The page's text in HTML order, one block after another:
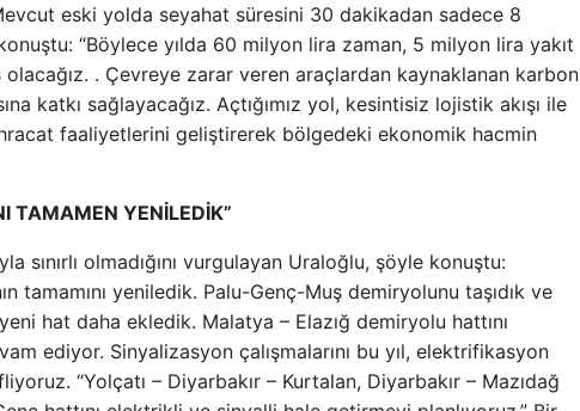
eski yolda seyahat süresini 30 dakikadan sadece 8
“Böylece yılda 60 milyon lira zaman, 5 milyon lira yakıt
. Çevreye zarar veren araçlardan kaynaklanan karbon
katkı sağlayacağız. Açtığımız yol, kesintisiz lojistik akışı ile
faaliyetlerini geliştirerek bölgedeki ekonomik hacmin
TAMAMEN YENİLEDİK”
sınırlı olmadığını vurgulayan Uraloğlu, şöyle konuştu:
tamamını yeniledik. Palu-Genç-Muş demiryolunu taşıdık ve
hat daha ekledik. Malatya – Elazığ demiryolu hattını
ediyor. Sinyalizasyon çalışmalarını bu yıl, elektrifikasyon
“Yolçatı – Diyarbakır – Kurtalan, Diyarbakır – Mazıdağ